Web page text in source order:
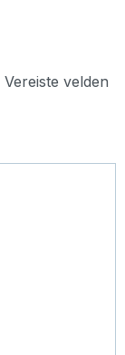
Vereiste velden